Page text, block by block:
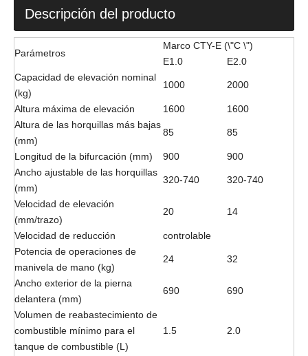
Descripción del producto
Parámetros
Marco CTY-E (\"C \")
E1.0
E2.0
Capacidad de elevación nominal
(kg)
1000 2000
Altura máxima de elevación 1600
1600
Altura de las horquillas más bajas
(mm)
85 85
Longitud de la bifurcación (mm) 900
900
Ancho ajustable de las horquillas
(mm)
320-740 320-740
Velocidad de elevación
(mm/trazo)
20 14
Velocidad de reducción
controlable
Potencia de operaciones de
manivela de mano (kg)
24 32
Ancho exterior de la pierna
delantera (mm)
690 690
Volumen de reabastecimiento de
combustible mínimo para el
tanque de combustible (L)
1.5 2.0